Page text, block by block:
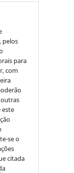
pelos
para
com
este
se o
citada